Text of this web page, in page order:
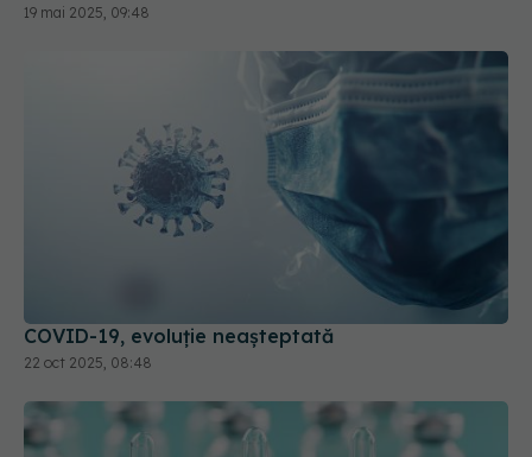
19 mai 2025, 09:48
COVID-19, evoluție neașteptată
22 oct 2025, 08:48